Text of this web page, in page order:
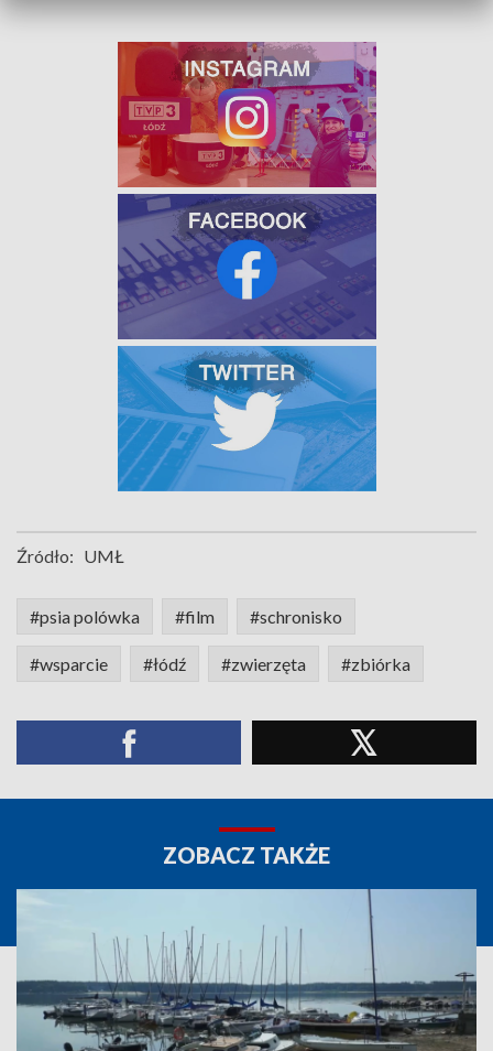
Źródło: UMŁ
#psia polówka #film #schronisko
#wsparcie #łódź #zwierzęta #zbiórka
ZOBACZ TAKŻE